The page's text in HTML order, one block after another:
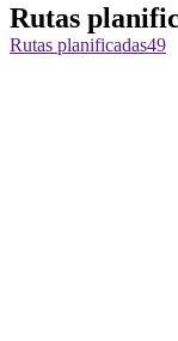
Rutas
Rutas planificadas49